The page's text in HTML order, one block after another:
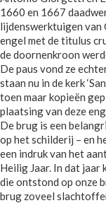
1660 en 1667
lijdenswerktuigen van
engel met de titulus
de doornenkroon
De paus vond ze
staan nu in de kerk
toen maar kopieën
plaatsing van deze
De brug is een
op het schilderij – en
een indruk van het
Heilig Jaar. In dat jaar
die ontstond op onze
brug zoveel